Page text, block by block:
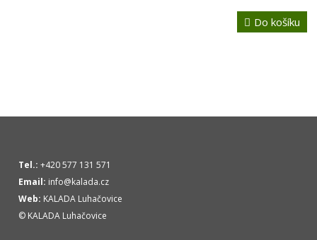
Do košíku
Tel.: +420 577 131 571
Email: info@kalada.cz
Web: KALADA Luhačovice
© KALADA Luhačovice